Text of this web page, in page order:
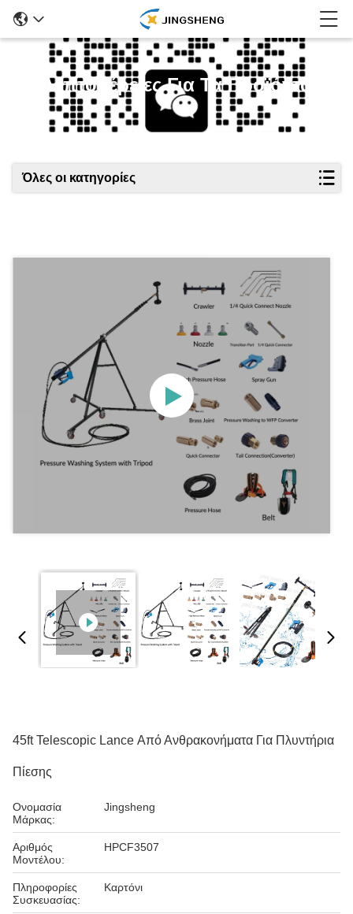
Λεπτομέρειες Για Τα Προϊόντα
Όλες οι κατηγορίες
45ft Telescopic Lance Από Ανθρακονήματα Για Πλυντήρια
Πίεσης
Ονομασία
Μάρκας:
Jingsheng
Αριθμός
Μοντέλου:
HPCF3507
Πληροφορίες
Συσκευασίας:
Καρτόνι